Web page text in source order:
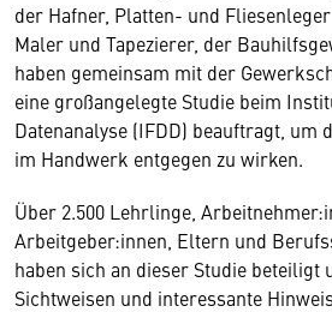
der Hafner, Platten- und
Maler und Tapezierer, der
haben gemeinsam mit der
eine großangelegte Studie beim
Datenanalyse (IFDD) beauftragt, um
im Handwerk entgegen zu wirken.
Über 2.500 Lehrlinge,
Arbeitgeber:innen, Eltern und
haben sich an dieser Studie beteiligt
Sichtweisen und interessante